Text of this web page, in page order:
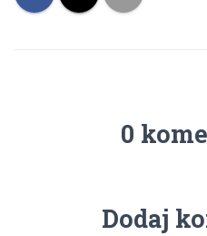
0
Dodaj